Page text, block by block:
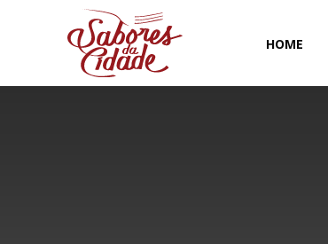
HOME